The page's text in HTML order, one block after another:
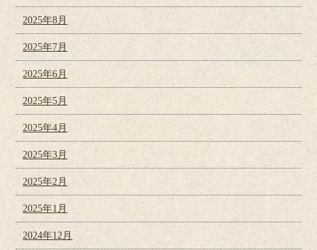
2025年8月
2025年7月
2025年6月
2025年5月
2025年4月
2025年3月
2025年2月
2025年1月
2024年12月